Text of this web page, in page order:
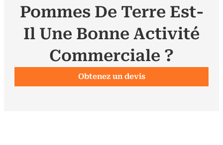
Pommes De Terre Est-
Il Une Bonne Activité
Commerciale ?
Obtenez un devis